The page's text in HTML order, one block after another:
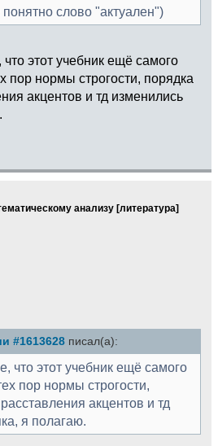
слово "актуален")
этот учебник ещё самого
пор нормы строгости, порядка
акцентов и тд изменились
анализу [литература]
#1613628 писал(а):
что этот учебник ещё самого
пор нормы строгости,
акцентов и тд
я полагаю.